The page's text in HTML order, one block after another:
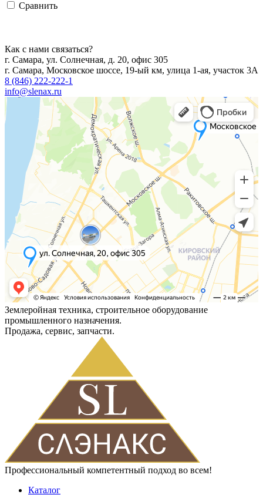
Сравнить
Как с нами связаться?
г. Самара, ул. Солнечная, д. 20, офис 305
г. Самара, Московское шоссе, 19-ый км, улица 1-ая, участок 3А
8 (846) 222-222-1
info@slenax.ru
Землеройная техника, строительное оборудование
промышленного назначения.
Продажа, сервис, запчасти.
Профессиональный компетентный подход во всем!
Каталог